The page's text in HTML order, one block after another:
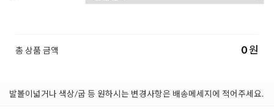
총 상품 금액 0원
발볼이넓거나 색상/굽 등 원하시는 변경사항은 배송메세지에 적어주세요.